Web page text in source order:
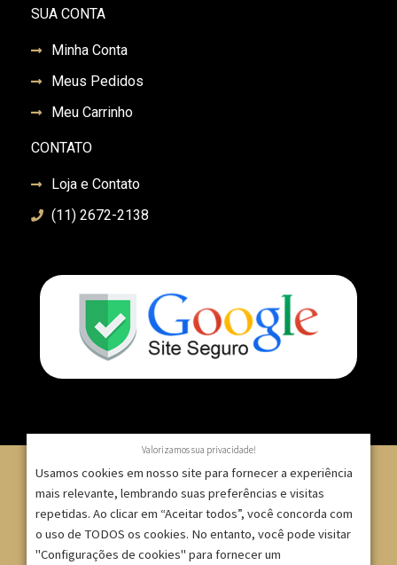
SUA CONTA
Minha Conta
Meus Pedidos
Meu Carrinho
CONTATO
Loja e Contato
(11) 2672-2138
© 2007 – 2025 – ImpressionModaFesta | Rua Serra de
Japi, 1332 – Tatuapé – São Paulo/SP – CNPJ:
Valorizamos sua privacidade!
Usamos cookies em nosso site para fornecer a experiência
mais relevante, lembrando suas preferências e visitas
repetidas. Ao clicar em “Aceitar todos”, você concorda com
o uso de TODOS os cookies. No entanto, você pode visitar
"Configurações de cookies" para fornecer um